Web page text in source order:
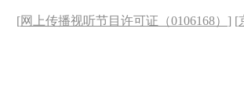
[网上传播视听节目许可证（0106168） ] [